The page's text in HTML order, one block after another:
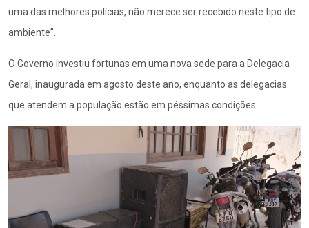
uma das melhores polícias, não merece ser recebido neste tipo de
ambiente”.
O Governo investiu fortunas em uma nova sede para a Delegacia
Geral, inaugurada em agosto deste ano, enquanto as delegacias
que atendem a população estão em péssimas condições.